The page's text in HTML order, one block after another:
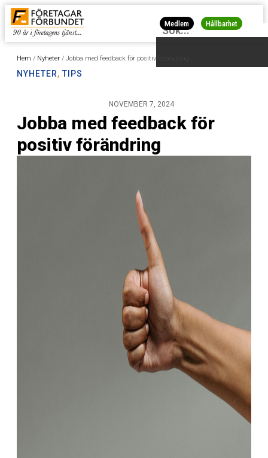
Medlem Hållbarhet
Hem / Nyheter / Jobba med feedback för positiv förändring
NYHETER, TIPS
NOVEMBER 7, 2024
Jobba med feedback för
positiv förändring